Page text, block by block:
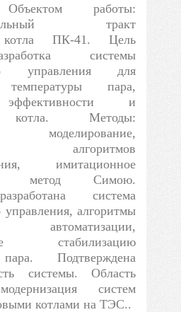
Объектом работы:
тракт
котла ПК-41. Цель
системы
управления для
температуры пара,
и
котла. Методы:
моделирование,
алгоритмов
имитационное
метод Симою.
система
управления, алгоритмы
стабилизацию
Подтверждена
системы. Область
систем
котлами на ТЭС..